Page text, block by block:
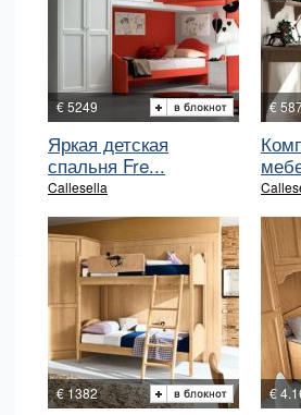
€ 5249
Яркая детская
спальня Fre...
Callesella
€
€ 1382 €